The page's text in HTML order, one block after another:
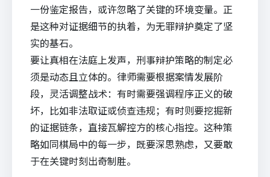
一份鉴定报告，或许忽略了关键的环境变量。正
是这种对证据细节的执着，为无罪辩护奠定了坚
实的基石。
要让真相在法庭上发声，刑事辩护策略的制定必
须是动态且立体的。律师需要根据案情发展阶
段，灵活调整战术：有时需要强调程序正义的破
坏，比如非法取证或侦查违规；有时则要挖掘新
的证据链条，直接瓦解控方的核心指控。这种策
略如同棋局中的每一步，既要深思熟虑，又要敢
于在关键时刻出奇制胜。